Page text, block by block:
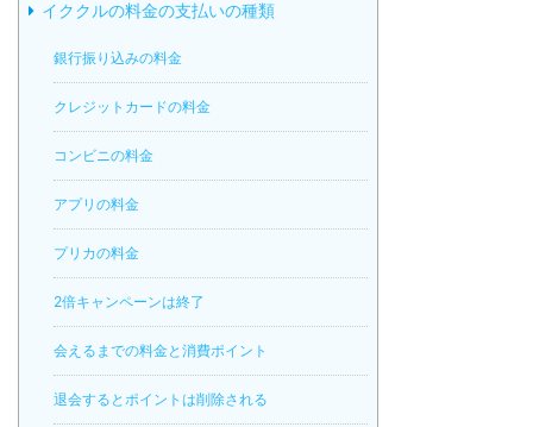
イククルの料金の支払いの種類
銀行振り込みの料金
クレジットカードの料金
コンビニの料金
アプリの料金
プリカの料金
2倍キャンペーンは終了
会えるまでの料金と消費ポイント
退会するとポイントは削除される